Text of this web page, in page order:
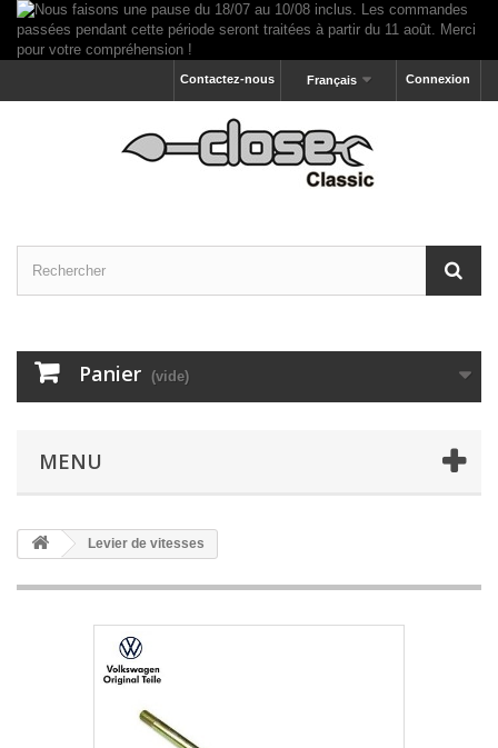
Connexion
Français
Contactez-nous
Panier (vide)
MENU
Levier de vitesses